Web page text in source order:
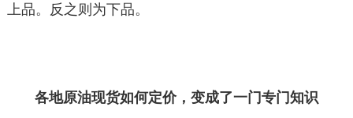
上品。反之则为下品。
各地原油现货如何定价，变成了一门专门知识